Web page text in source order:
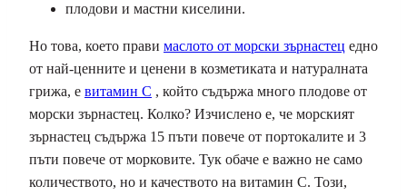
плодови и мастни киселини.
Но това, което прави маслото от морски зърнастец едно
от най-ценните и ценени в козметиката и натуралната
грижа, е витамин С , който съдържа много плодове от
морски зърнастец. Колко? Изчислено е, че морският
зърнастец съдържа 15 пъти повече от портокалите и 3
пъти повече от морковите. Тук обаче е важно не само
количеството, но и качеството на витамин С. Този,